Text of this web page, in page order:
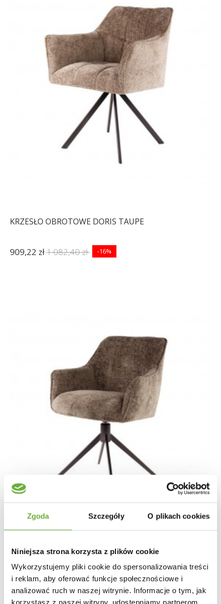
Zgoda Szczegóły O plikach cookies
Niniejsza strona korzysta z plików cookie
Wykorzystujemy pliki cookie do spersonalizowania treści
i reklam, aby oferować funkcje społecznościowe i
analizować ruch w naszej witrynie. Informacje o tym, jak
korzystasz z naszej witryny, udostępniamy partnerom
KRZESŁO OBROTOWE DORIS TAUPE
909,22 zł1 082,40 zł -16%
KRZESŁO OBROTOWE KARA SZARE
1 004,83 zł1 196,23 zł -16%